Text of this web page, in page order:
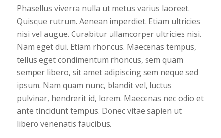
Phasellus viverra nulla ut metus varius laoreet.
Quisque rutrum. Aenean imperdiet. Etiam ultricies
nisi vel augue. Curabitur ullamcorper ultricies nisi.
Nam eget dui. Etiam rhoncus. Maecenas tempus,
tellus eget condimentum rhoncus, sem quam
semper libero, sit amet adipiscing sem neque sed
ipsum. Nam quam nunc, blandit vel, luctus
pulvinar, hendrerit id, lorem. Maecenas nec odio et
ante tincidunt tempus. Donec vitae sapien ut
libero venenatis faucibus.